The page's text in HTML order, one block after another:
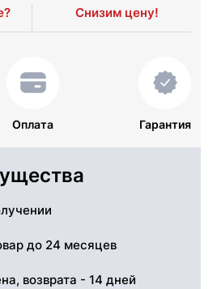
Снизим цену!
Оплата Гарантия
до 24 месяцев
возврата - 14 дней